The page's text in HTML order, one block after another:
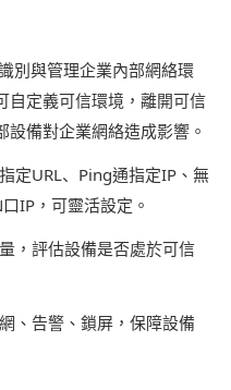
別與管理企業內部網絡環
自定義可信環境，離開可信
備對企業網絡造成影響。
定URL、Ping通指定IP、無
IP，可靈活設定。
，評估設備是否處於可信
、告警、鎖屏，保障設備